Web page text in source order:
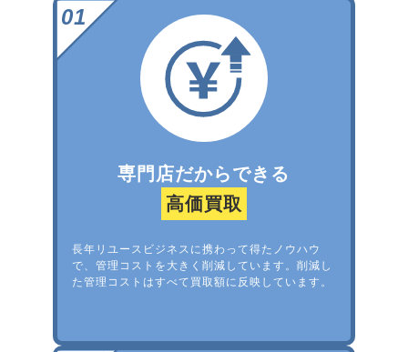
専門店だからできる
高価買取
長年リユースビジネスに携わって得たノウハウ
で、管理コストを大きく削減しています。削減し
た管理コストはすべて買取額に反映しています。